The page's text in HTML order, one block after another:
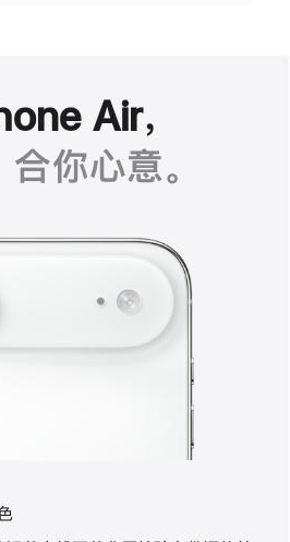
Air，
你心意。